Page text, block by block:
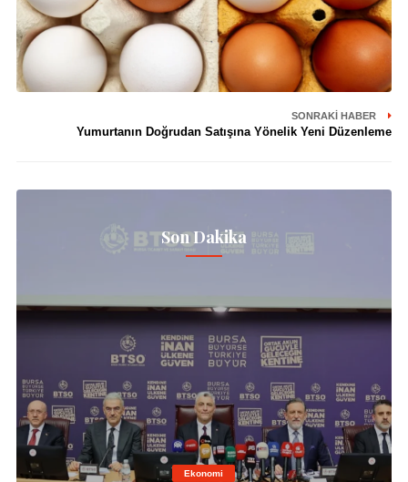
SONRAKI HABER
Yumurtanın Doğrudan Satışına Yönelik Yeni Düzenleme
Son Dakika
Ekonomi